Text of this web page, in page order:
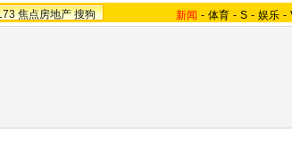
焦点房地产 搜狗 新闻 - 体育 - S - 娱乐 -